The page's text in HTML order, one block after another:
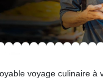
voyage culinaire